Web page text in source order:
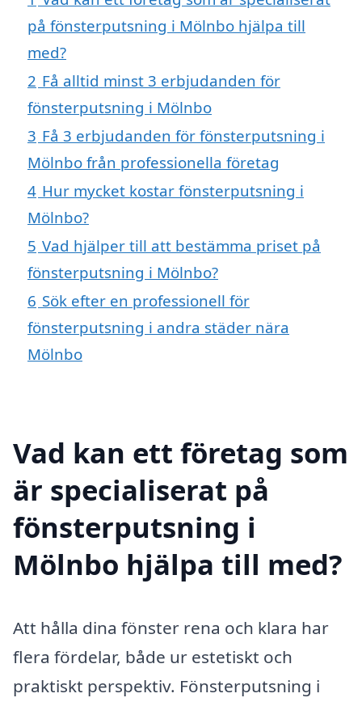
på fönsterputsning i Mölnbo hjälpa till
med?
2 Få alltid minst 3 erbjudanden för
fönsterputsning i Mölnbo
3 Få 3 erbjudanden för fönsterputsning i
Mölnbo från professionella företag
4 Hur mycket kostar fönsterputsning i
Mölnbo?
5 Vad hjälper till att bestämma priset på
fönsterputsning i Mölnbo?
6 Sök efter en professionell för
fönsterputsning i andra städer nära
Mölnbo
Vad kan ett företag som
är specialiserat på
fönsterputsning i
Mölnbo hjälpa till med?
Att hålla dina fönster rena och klara har
flera fördelar, både ur estetiskt och
praktiskt perspektiv. Fönsterputsning i